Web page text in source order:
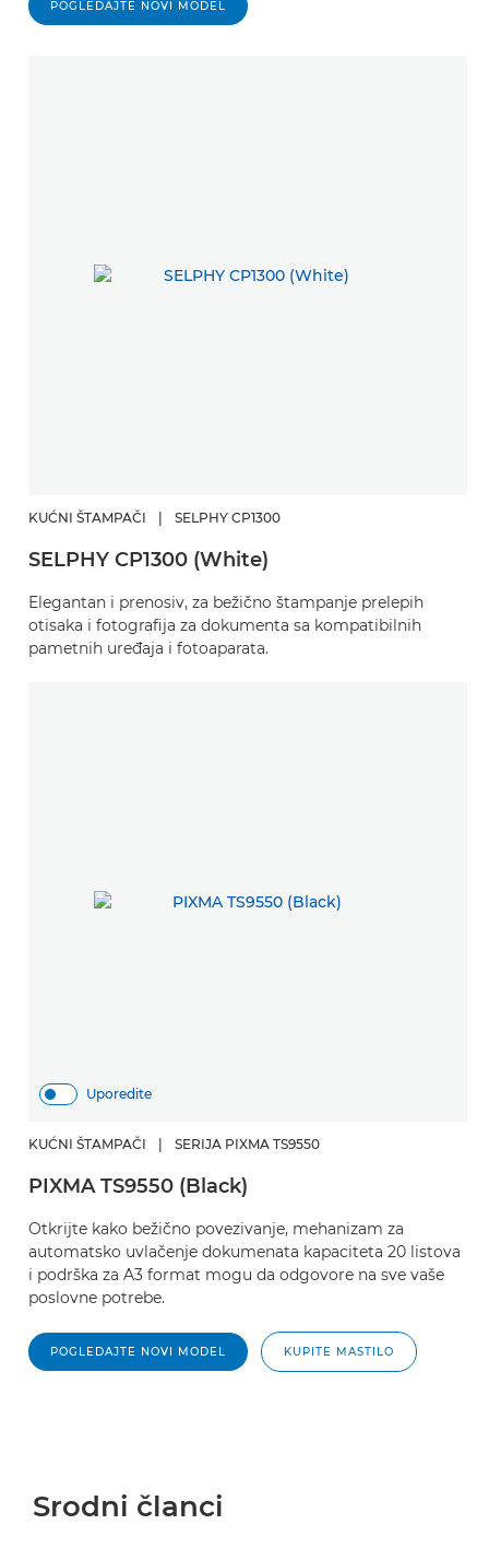
POGLEDAJTE NOVI MODEL
KUĆNI ŠTAMPAČI SELPHY CP1300
SELPHY CP1300 (White)
Elegantan i prenosiv, za bežično štampanje prelepih
otisaka i fotografija za dokumenta sa kompatibilnih
pametnih uređaja i fotoaparata.
Uporedite
KUĆNI ŠTAMPAČI SERIJA PIXMA TS9550
PIXMA TS9550 (Black)
Otkrijte kako bežično povezivanje, mehanizam za
automatsko uvlačenje dokumenata kapaciteta 20 listova
i podrška za A3 format mogu da odgovore na sve vaše
poslovne potrebe.
POGLEDAJTE NOVI MODEL KUPITE MASTILO
Srodni članci